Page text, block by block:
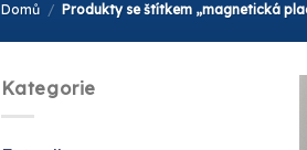
Domů / Produkty se štítkem „magnetická
Kategorie